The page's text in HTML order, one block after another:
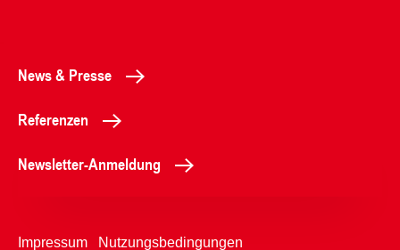
News & Presse
Referenzen
Newsletter-Anmeldung
Impressum Nutzungsbedingungen